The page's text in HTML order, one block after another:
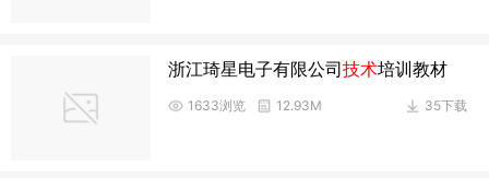
浙江琦星电子有限公司技术培训教材
35下载
1633浏览 12.93M